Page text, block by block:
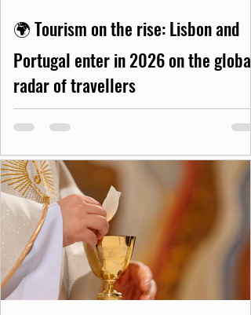
🌍 Tourism on the rise: Lisbon and
Portugal enter in 2026 on the global
radar of travellers